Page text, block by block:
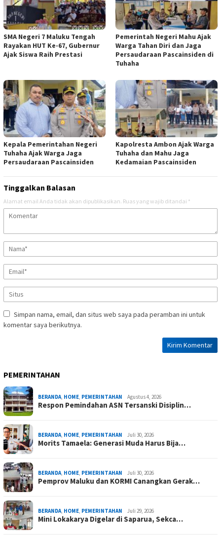
SMA Negeri 7 Maluku Tengah
Rayakan HUT Ke-67, Gubernur
Ajak Siswa Raih Prestasi
Pemerintah Negeri Mahu Ajak
Warga Tahan Diri dan Jaga
Persaudaraan Pascainsiden di
Tuhaha
Kepala Pemerintahan Negeri
Tuhaha Ajak Warga Jaga
Persaudaraan Pascainsiden
Kapolresta Ambon Ajak Warga
Tuhaha dan Mahu Jaga
Kedamaian Pascainsiden
Tinggalkan Balasan
Alamat email Anda tidak akan dipublikasikan. Ruas yang wajib ditandai *
Simpan nama, email, dan situs web saya pada peramban ini untuk
komentar saya berikutnya.
PEMERINTAHAN
BERANDA HOME PEMERINTAHAN Agustus 4, 2026
Respon Pemindahan ASN Tersanski Disiplin…
BERANDA HOME PEMERINTAHAN Juli 30, 2026
Morits Tamaela: Generasi Muda Harus Bija…
BERANDA HOME PEMERINTAHAN Juli 30, 2026
Pemprov Maluku dan KORMI Canangkan Gerak…
BERANDA HOME PEMERINTAHAN Juli 29, 2026
Mini Lokakarya Digelar di Saparua, Sekca…